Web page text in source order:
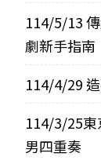
114/5/13
劇新手指南
114/4/29
114/3/25東
男四重奏